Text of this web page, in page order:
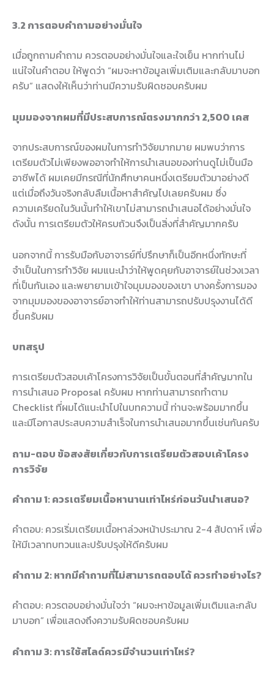
3.2 การตอบคำถามอย่างมั่นใจ
เมื่อถูกถามคำถาม ควรตอบอย่างมั่นใจและใจเย็น หากท่านไม่
แน่ใจในคำตอบ ให้พูดว่า “ผมจะหาข้อมูลเพิ่มเติมและกลับมาบอก
ครับ” แสดงให้เห็นว่าท่านมีความรับผิดชอบครับผม
มุมมองจากผมที่มีประสบการณ์ตรงมากกว่า 2,500 เคส
จากประสบการณ์ของผมในการทำวิจัยมากมาย ผมพบว่าการ
เตรียมตัวไม่เพียงพออาจทำให้การนำเสนอของท่านดูไม่เป็นมือ
อาชีพได้ ผมเคยมีกรณีที่นักศึกษาคนหนึ่งเตรียมตัวมาอย่างดี
แต่เมื่อถึงวันจริงกลับลืมเนื้อหาสำคัญไปเลยครับผม ซึ่ง
ความเครียดในวันนั้นทำให้เขาไม่สามารถนำเสนอได้อย่างมั่นใจ
ดังนั้น การเตรียมตัวให้ครบถ้วนจึงเป็นสิ่งที่สำคัญมากครับ
นอกจากนี้ การรับมือกับอาจารย์ที่ปรึกษาก็เป็นอีกหนึ่งทักษะที่
จำเป็นในการทำวิจัย ผมแนะนำว่าให้พูดคุยกับอาจารย์ในช่วงเวลา
ที่เป็นกันเอง และพยายามเข้าใจมุมมองของเขา บางครั้งการมอง
จากมุมมองของอาจารย์อาจทำให้ท่านสามารถปรับปรุงงานได้ดี
ขึ้นครับผม
บทสรุป
การเตรียมตัวสอบเค้าโครงการวิจัยเป็นขั้นตอนที่สำคัญมากใน
การนำเสนอ Proposal ครับผม หากท่านสามารถทำตาม
Checklist ที่ผมได้แนะนำไปในบทความนี้ ท่านจะพร้อมมากขึ้น
และมีโอกาสประสบความสำเร็จในการนำเสนอมากขึ้นเช่นกันครับ
ถาม-ตอบ ข้อสงสัยเกี่ยวกับการเตรียมตัวสอบเค้าโครง
การวิจัย
คำถาม 1: ควรเตรียมเนื้อหานานเท่าไหร่ก่อนวันนำเสนอ?
คำตอบ: ควรเริ่มเตรียมเนื้อหาล่วงหน้าประมาณ 2-4 สัปดาห์ เพื่อ
ให้มีเวลาทบทวนและปรับปรุงให้ดีครับผม
คำถาม 2: หากมีคำถามที่ไม่สามารถตอบได้ ควรทำอย่างไร?
คำตอบ: ควรตอบอย่างมั่นใจว่า “ผมจะหาข้อมูลเพิ่มเติมและกลับ
มาบอก” เพื่อแสดงถึงความรับผิดชอบครับผม
คำถาม 3: การใช้สไลด์ควรมีจำนวนเท่าไหร่?